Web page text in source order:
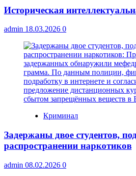
Историческая
admin 18.03.2026 0
Криминал
Задержаны двое студентов,
распространении наркотиков
admin 08.02.2026 0